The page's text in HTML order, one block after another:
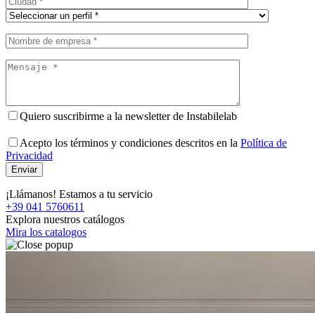
Quiero suscribirme a la newsletter de Instabilelab
Acepto los términos y condiciones descritos en la Política de
Privacidad
¡Llámanos! Estamos a tu servicio
+39 041 5760611
Explora nuestros catálogos
Mira los catalogos